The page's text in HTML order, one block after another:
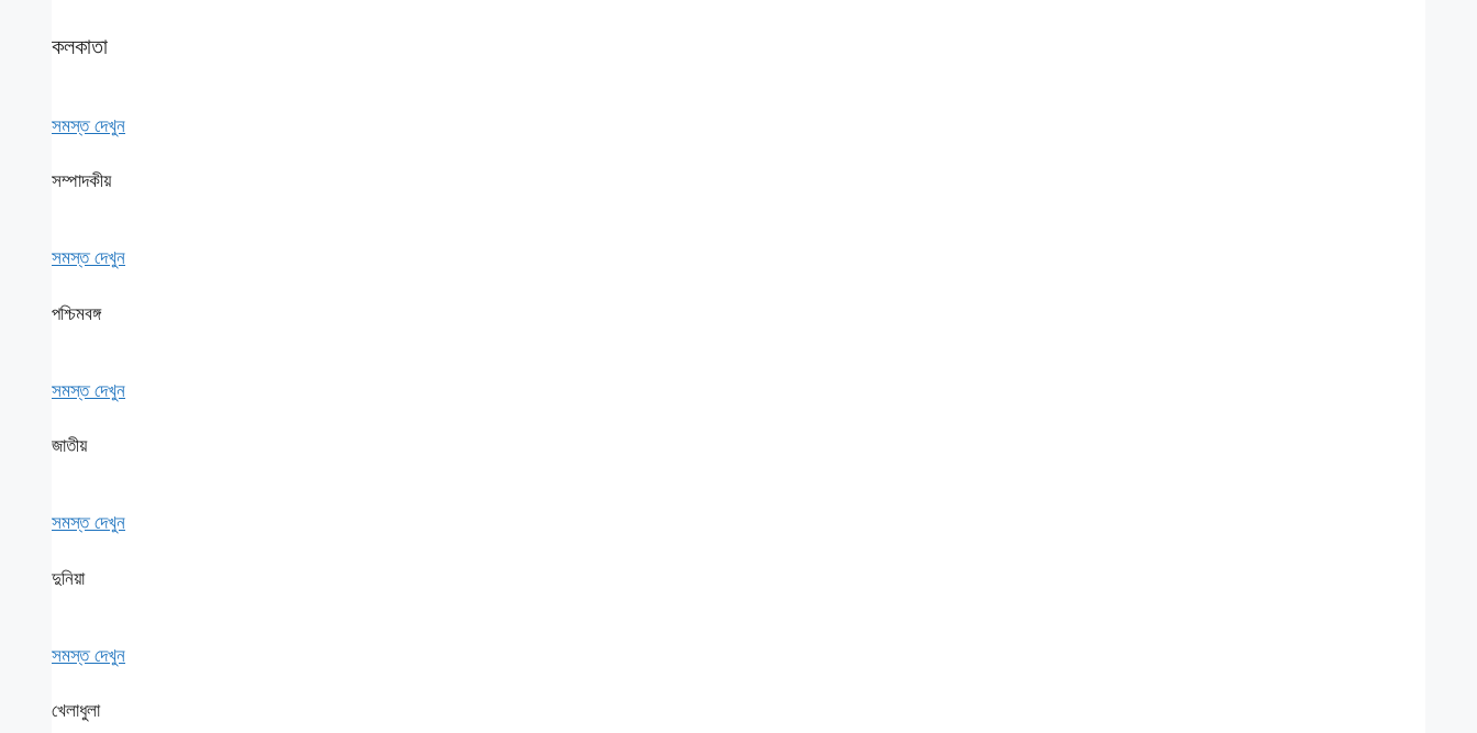
কলকাতা
সমস্ত দেখুন
সম্পাদকীয়
সমস্ত দেখুন
পশ্চিমবঙ্গ
সমস্ত দেখুন
জাতীয়
সমস্ত দেখুন
দুনিয়া
সমস্ত দেখুন
খেলাধুলা